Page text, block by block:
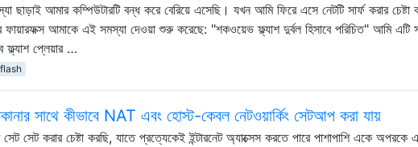
আমার কম্পিউটারটি বন্ধ করে বেরিয়ে এসেছি। যখন আমি ফিরে এসে নেটটি সার্ফ করার চেষ্টা
আমাকে এই সমস্যা দেওয়া শুরু করেছে: "শকওয়েভ ফ্ল্যাশ দুর্বল হিসাবে পরিচিত" আমি এটি
ফ্ল্যাশ প্লেয়ার …
flash
সাথে কীভাবে NAT এবং হোস্ট-কেবল নেটওয়ার্কিং সেটআপ করা যায়
সেট সেট করার চেষ্টা করছি, যাতে প্রত্যেকেই ইন্টারনেট অ্যাক্সেস করতে পারে পাশাপাশি একে অপরকে